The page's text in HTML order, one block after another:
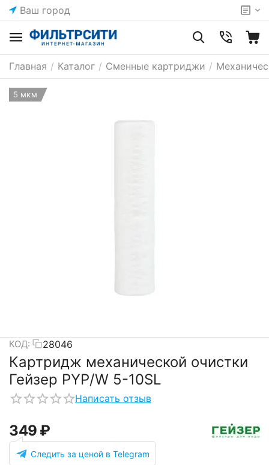
Ваш город
Главная / Каталог / Сменные картриджи /
5 мкм
КОД: 28046
Картридж механической очистки
Гейзер PYP/W 5-10SL
Написать отзыв
‍349‍ ₽
Следить за ценой в Telegram